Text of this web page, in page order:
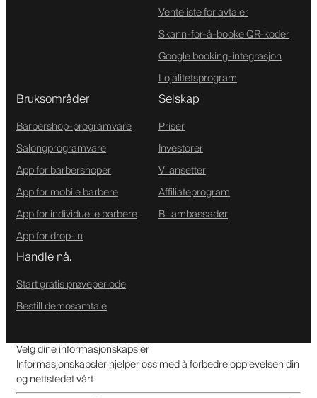
Venteliste for avtaler
Skann-for-å-booke QR-koder
Google booking-integrasjon
Lojalitetsprogram
Bruksområder
Barbershop-programvare
Salongprogramvare
App for barbershoper
App for mobile barbere
App for individuelle barbere
App for drop-in
Selskap
Priser
Investorer
Vi ansetter
Affiliateprogram
Bli ambassadør
Handle nå.
Start gratis prøveperiode
Bestill demosamtale
Velg dine informasjonskapsler
Informasjonskapsler hjelper oss med å forbedre opplevelsen din
og nettstedet vårt